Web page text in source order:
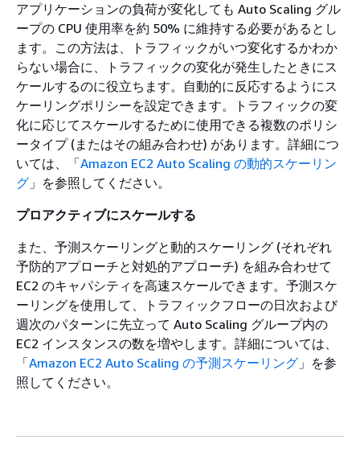
アプリケーションの負荷が変化しても Auto Scaling グル
ープの CPU 使用率を約 50% に維持する必要があるとし
ます。この方法は、トラフィックがいつ変化するかわか
らない場合に、トラフィックの変化が発生したときにス
ケールするのに役立ちます。自動的に反応するようにス
ケーリングポリシーを設定できます。トラフィックの変
化に応じてスケールするために使用できる複数のポリシ
ータイプ (またはその組み合わせ) があります。詳細につ
いては、「Amazon EC2 Auto Scaling の動的スケーリン
グ 」を参照してください。
プロアクティブにスケールする
また、予測スケーリングと動的スケーリング (それぞれ
予防的アプローチと対処的アプローチ) を組み合わせて
EC2 のキャパシティを高速スケールできます。予測スケ
ーリングを使用して、トラフィックフローの日次および
週次のパターンに先立って Auto Scaling グループ内の
EC2 インスタンスの数を増やします。詳細については、
「Amazon EC2 Auto Scaling の予測スケーリング 」を参
照してください。